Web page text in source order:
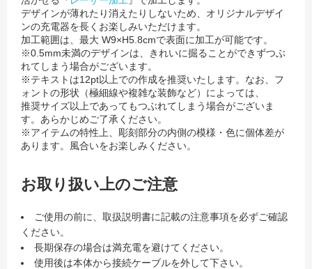
デザインが薄れたり消えたりしないため、オリジナルデザイ
ンの充電器を長くお楽しみいただけます。
加工範囲は、最大 W9×H5.8cmで表面に加工が可能です。
※0.5mm未満のデザインは、きれいに掘ることができずつぶ
れてしまう場合がございます。
※テキストは12pt以上での作成を推奨いたします。なお、フ
ォントの形状（極細線や複雑な装飾など）によっては、
推奨サイズ以上であってもつぶれてしまう場合がございま
す。あらかじめご了承ください。
※アイテムの特性上、彫刻部分の内側の模様・色に個体差が
あります。風合いをお楽しみください。
お取り扱い上のご注意
ご使用の前に、取扱説明書に記載の注意事項を必ずご確認
ください。
長期保存の場合は満充電を避けてください。
使用後は本体から接続ケーブルを外して下さい。